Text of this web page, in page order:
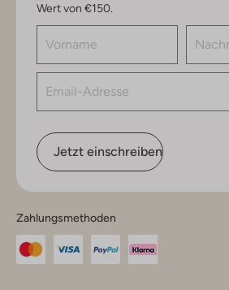
Wert von €150.
Jetzt einschreiben
Zahlungsmethoden